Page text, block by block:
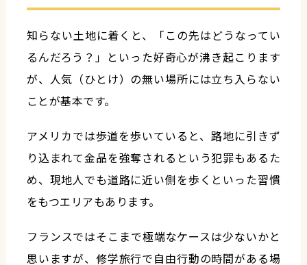
知らない土地に着くと、「この先はどうなってい
るんだろう？」といった好奇心が沸き起こります
が、人気（ひとけ）の無い場所には立ち入らない
ことが基本です。
アメリカでは歩道を歩いていると、路地に引きず
り込まれて金品を強奪されるという犯罪もあるた
め、現地人でも道路に近い側を歩くといった習慣
をもつエリアもあります。
フランスではそこまで極端なケースは少ないかと
思いますが、修学旅行で自由行動の時間がある場